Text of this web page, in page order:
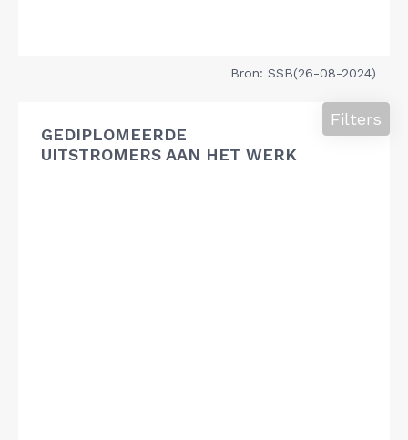
Bron: SSB(26-08-2024)
GEDIPLOMEERDE
UITSTROMERS AAN HET WERK
Filters